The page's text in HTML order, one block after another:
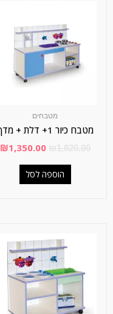
מטבחים
מטבח כיור 1+ דלת + מדף
₪1,350.00
הוספה לסל